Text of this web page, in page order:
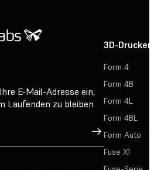
E-Mail-Adresse ein,
Laufenden zu bleiben
Registrieren
3D-Drucker
Form 4
Form 4B
Form 4L
Form 4BL
Form Auto
Fuse X1